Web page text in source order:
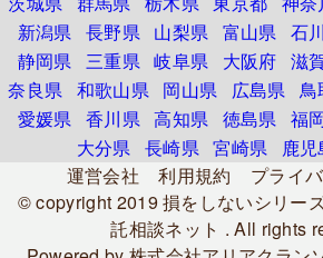
新潟県
長野県 山梨県 富山県 石
静岡県
三重県 岐阜県 大阪府 滋
奈良県
和歌山県 岡山県 広島県 鳥
愛媛県
香川県 高知県 徳島県 福
大分県
長崎県 宮崎県 鹿
運営会社
利用規約
プライ
© copyright 2019損をしないシリー
託相談ネット . All rights